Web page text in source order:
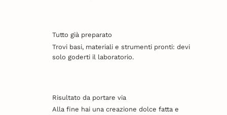
Tutto già preparato
Trovi basi, materiali e strumenti pronti: devi
solo goderti il laboratorio.
Risultato da portare via
Alla fine hai una creazione dolce fatta e